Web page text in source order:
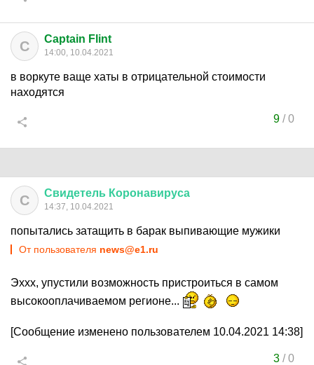
C Captain Flint
14:00, 10.04.2021
в воркуте ваще хаты в отрицательной стоимости
находятся
9/0
С Свидетель Коронавируса
14:37, 10.04.2021
попытались затащить в барак выпивающие мужики
От пользователя news@e1.ru
Эххх, упустили возможность пристроиться в самом
высокооплачиваемом регионе...
[Сообщение изменено пользователем 10.04.2021 14:38]
3/0